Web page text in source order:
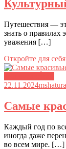
Путешествия —
знать о правилах
уважения […]
Откройте для себя
22.11.2024mshatura
Самые
Каждый год по
иногда даже
во всем мире. […]